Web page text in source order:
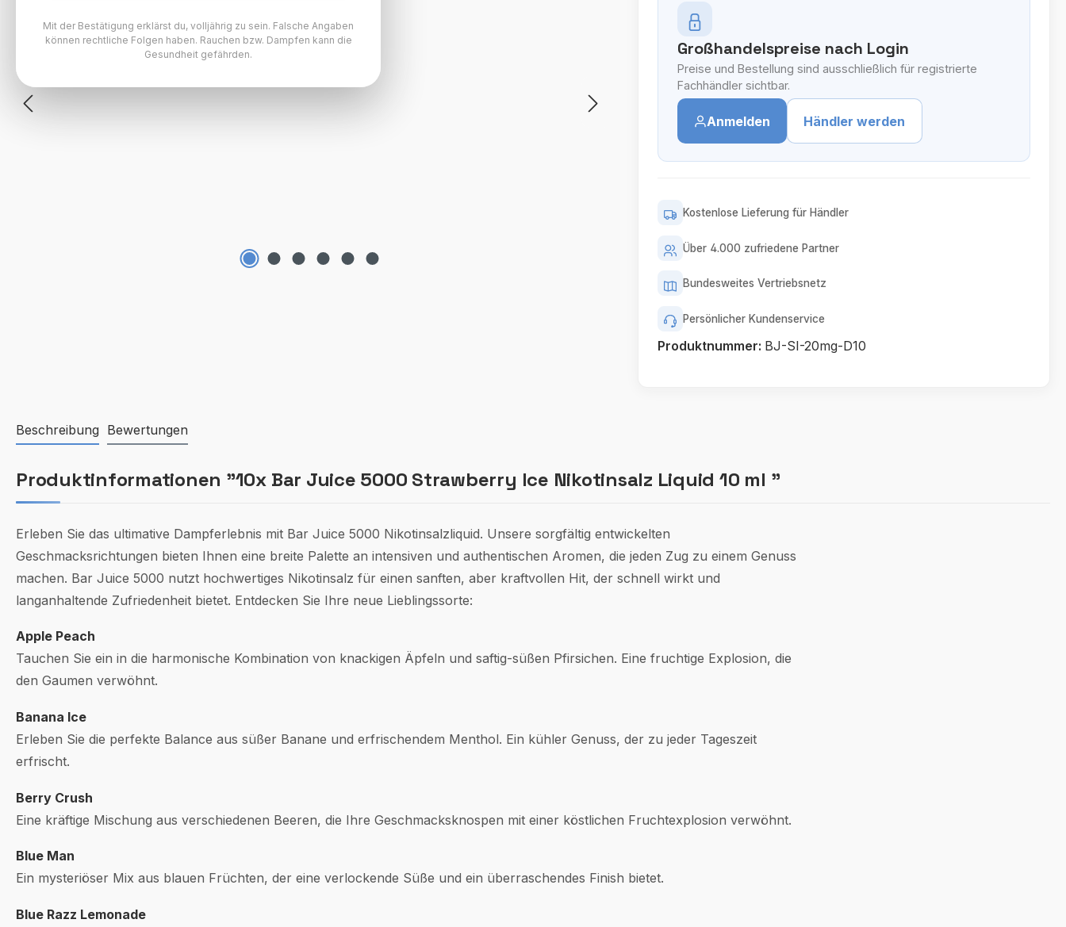
Großhandelspreise nach Login
Preise und Bestellung sind ausschließlich für registrierte
Fachhändler sichtbar.
Anmelden Händler werden
Kostenlose Lieferung für Händler
Über 4.000 zufriedene Partner
Bundesweites Vertriebsnetz
Persönlicher Kundenservice
Produktnummer: BJ-SI-20mg-D10
Beschreibung Bewertungen
Produktinformationen "10x Bar Juice 5000 Strawberry Ice Nikotinsalz Liquid 10 ml "
Erleben Sie das ultimative Dampferlebnis mit Bar Juice 5000 Nikotinsalzliquid. Unsere sorgfältig entwickelten
Geschmacksrichtungen bieten Ihnen eine breite Palette an intensiven und authentischen Aromen, die jeden Zug zu einem Genuss
machen. Bar Juice 5000 nutzt hochwertiges Nikotinsalz für einen sanften, aber kraftvollen Hit, der schnell wirkt und
langanhaltende Zufriedenheit bietet. Entdecken Sie Ihre neue Lieblingssorte:
Apple Peach
Tauchen Sie ein in die harmonische Kombination von knackigen Äpfeln und saftig-süßen Pfirsichen. Eine fruchtige Explosion, die
den Gaumen verwöhnt.
Banana Ice
Erleben Sie die perfekte Balance aus süßer Banane und erfrischendem Menthol. Ein kühler Genuss, der zu jeder Tageszeit
erfrischt.
Berry Crush
Eine kräftige Mischung aus verschiedenen Beeren, die Ihre Geschmacksknospen mit einer köstlichen Fruchtexplosion verwöhnt.
Blue Man
Ein mysteriöser Mix aus blauen Früchten, der eine verlockende Süße und ein überraschendes Finish bietet.
Blue Razz Lemonade
Mit der Bestätigung erklärst du, volljährig zu sein. Falsche Angaben
können rechtliche Folgen haben. Rauchen bzw. Dampfen kann die
Gesundheit gefährden.